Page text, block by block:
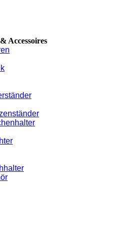
Accessoires